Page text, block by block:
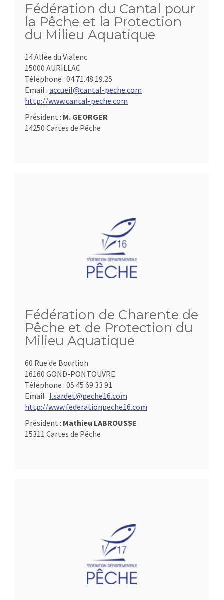
Fédération du Cantal pour
la Pêche et la Protection
du Milieu Aquatique
14 Allée du Vialenc
15000 AURILLAC
Téléphone : 04.71.48.19.25
Email : accueil@cantal-peche.com
http://www.cantal-peche.com
Président : M. GEORGER
14250 Cartes de Pêche
Fédération de Charente de
Pêche et de Protection du
Milieu Aquatique
60 Rue de Bourlion
16160 GOND-PONTOUVRE
Téléphone : 05 45 69 33 91
Email : l.sardet@peche16.com
http://www.federationpeche16.com
Président : Mathieu LABROUSSE
15311 Cartes de Pêche